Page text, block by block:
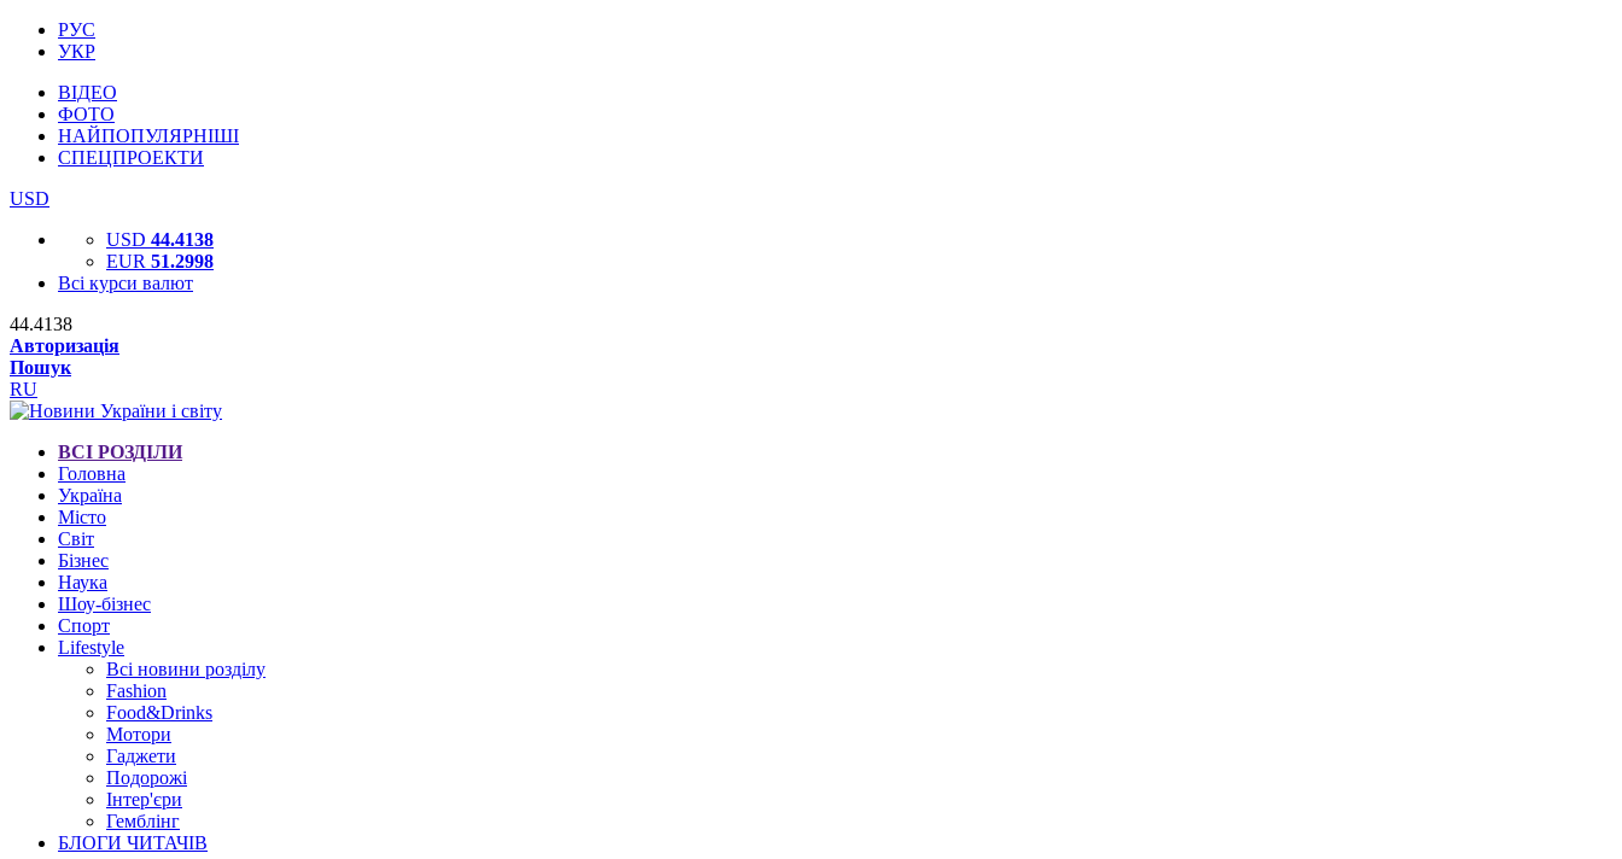
РУС
УКР
ВІДЕО
ФОТО
НАЙПОПУЛЯРНІШІ
СПЕЦПРОЕКТИ
USD
USD 44.4138
EUR 51.2998
Всі курси валют
44.4138
Авторизація
Пошук
RU
ВСІ РОЗДІЛИ
Головна
Україна
Місто
Світ
Бізнес
Наука
Шоу-бізнес
Спорт
Lifestyle
Всі новини розділу
Fashion
Food&Drinks
Мотори
Гаджети
Подорожі
Інтер'єри
Гемблінг
БЛОГИ ЧИТАЧІВ